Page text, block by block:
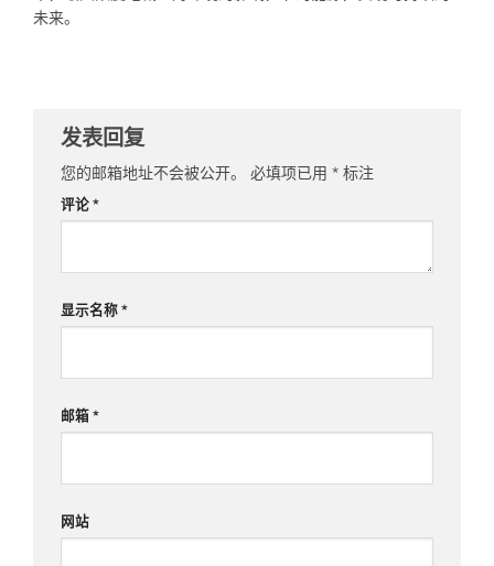
未来。
发表回复
您的邮箱地址不会被公开。 必填项已用 * 标注
评论*
显示名称*
邮箱*
网站